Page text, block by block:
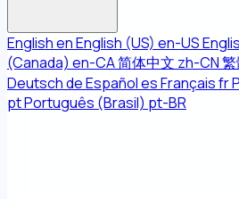
EnglishenEnglish (US) en-US
(Canada) en-CA简体中文 zh-CN
DeutschdeEspañolesFrançaisfr
ptPortuguês (Brasil) pt-BR